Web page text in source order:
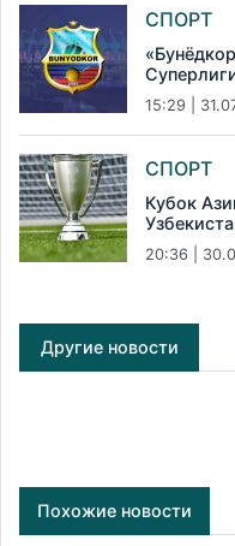
СПОРТ
15:29 |
СПОРТ
Кубок
20:36 |
Другие новости
Похожие новости